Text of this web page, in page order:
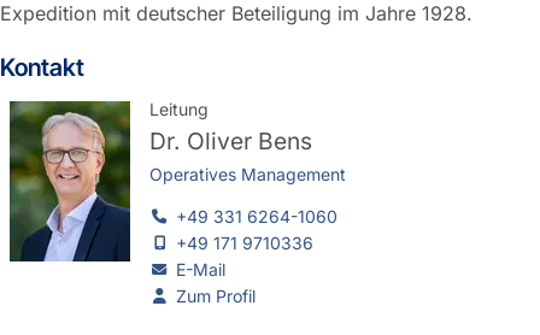
Expedition mit deutscher Beteiligung im Jahre 1928.
Kontakt
Leitung
Dr. Oliver Bens
Operatives Management
+49 331 6264-1060
+49 171 9710336
E-Mail
Zum Profil